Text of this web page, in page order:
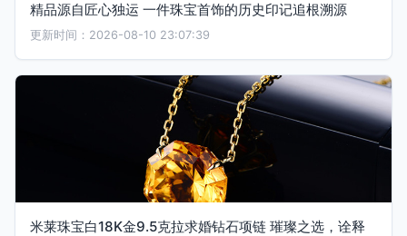
精品源自匠心独运 一件珠宝首饰的历史印记追根溯源
更新时间：2026-08-10 23:07:39
米莱珠宝白18K金9.5克拉求婚钻石项链 璀璨之选，诠释